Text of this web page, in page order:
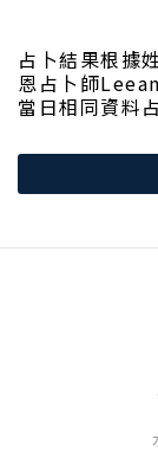
占卜結果根據
恩占卜師
當日相同資料